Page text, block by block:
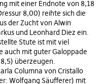
mit einer Endnote von 8,18
8,00) reihte sich die
der Zucht von Alwin
und Leonhard Diez ein.
Stute ist mit viel
auch mit guter Galoppade
überzeugen.
Columna von Cristallo
Wolfgang Säufferer) mit